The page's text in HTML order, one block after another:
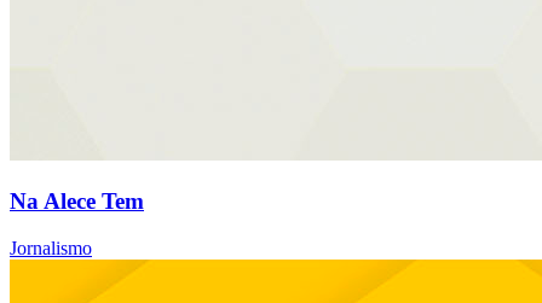
Na Alece Tem
Jornalismo